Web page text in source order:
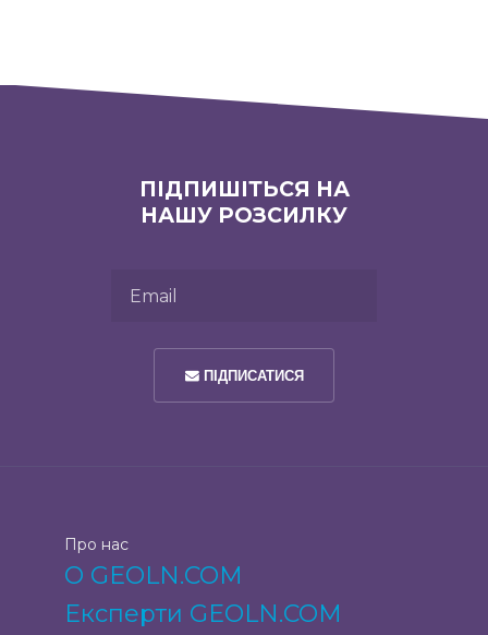
ПІДПИШІТЬСЯ НА
НАШУ РОЗСИЛКУ
ПІДПИСАТИСЯ
Про нас
О GEOLN.COM
Експерти GEOLN.COM